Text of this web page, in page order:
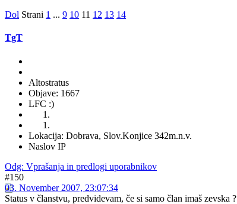
Dol Strani 1 ... 9 10 11 12 13 14
TgT
Altostratus
Objave: 1667
LFC :)
Lokacija: Dobrava, Slov.Konjice 342m.n.v.
Naslov IP
Odg: Vprašanja in predlogi uporabnikov
#150
03. November 2007, 23:07:34
Status v članstvu, predvidevam, če si samo član imaš zevska ?